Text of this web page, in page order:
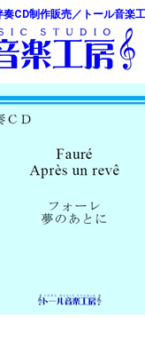
CD制作販売／トール音楽